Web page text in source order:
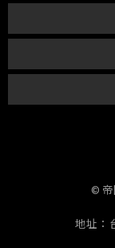
© 帝
地址：